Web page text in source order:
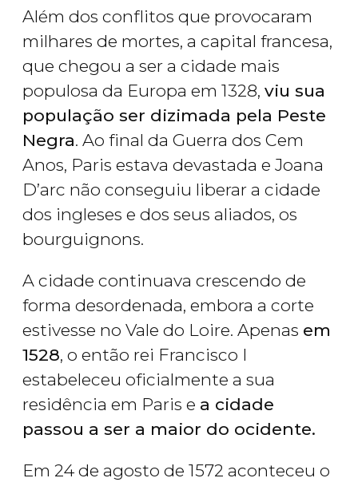
Além dos conflitos que provocaram
milhares de mortes, a capital francesa,
que chegou a ser a cidade mais
populosa da Europa em 1328, viu sua
população ser dizimada pela Peste
Negra. Ao final da Guerra dos Cem
Anos, Paris estava devastada e Joana
D’arc não conseguiu liberar a cidade
dos ingleses e dos seus aliados, os
bourguignons.
A cidade continuava crescendo de
forma desordenada, embora a corte
estivesse no Vale do Loire. Apenas em
1528, o então rei Francisco I
estabeleceu oficialmente a sua
residência em Paris e a cidade
passou a ser a maior do ocidente.
Em 24 de agosto de 1572 aconteceu o